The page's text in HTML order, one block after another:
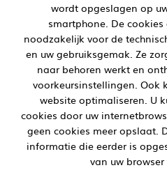
wordt opgeslagen op
smartphone. De
noodzakelijk voor de
en uw gebruiksgemak. Ze
naar behoren werkt en
voorkeursinstellingen. Ook
website optimaliseren. U
cookies door uw
geen cookies meer opslaat.
informatie die eerder is
van uw browser